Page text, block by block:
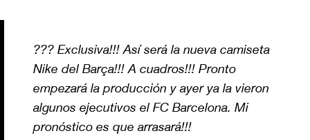
??? Exclusiva!!! Así será la nueva camiseta
Nike del Barça!!! A cuadros!!! Pronto
empezará la producción y ayer ya la vieron
algunos ejecutivos el FC Barcelona. Mi
pronóstico es que arrasará!!!